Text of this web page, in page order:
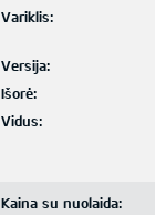
Variklis:
Versija:
Išorė:
Vidus:
Kaina su nuolaida: